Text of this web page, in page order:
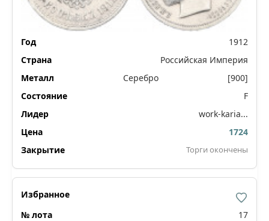
1912
Российская Империя
Серебро
[900]
F
work-karia...
1724
Торги окончены
17